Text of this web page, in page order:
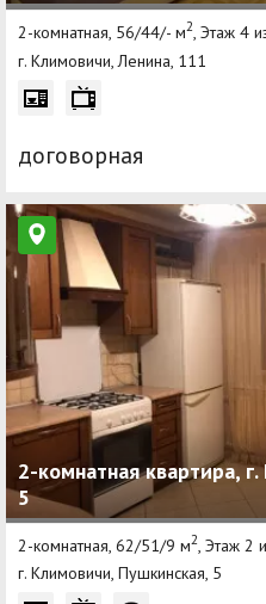
2-комнатная, 56/44/- м2, Этаж 4
г. Климовичи, Ленина, 111
договорная
2-комнатная квартира,
5
2-комнатная, 62/51/9 м2 , Этаж 2
г. Климовичи, Пушкинская, 5